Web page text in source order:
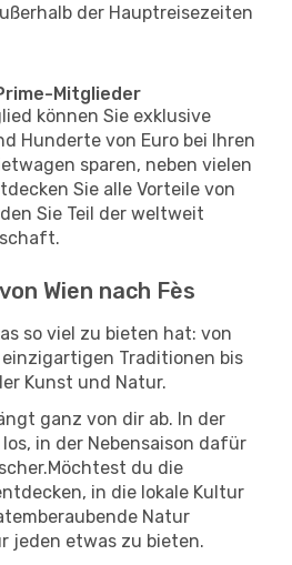
der Hauptreisezeiten
Mitglieder
können Sie exklusive
Hunderte von Euro bei Ihren
sparen, neben vielen
Sie alle Vorteile von
Sie Teil der weltweit
Wien nach Fès
so viel zu bieten hat: von
Traditionen bis
Kunst und Natur.
ganz von dir ab. In der
in der Nebensaison dafür
du die
in die lokale Kultur
Natur
jeden etwas zu bieten.